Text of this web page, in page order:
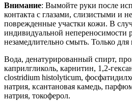
Внимание: Вымойте руки после
контакта с глазами, слизистыми и
поврежденные участки кожи. В
индивидуальной непереносимости
незамедлительно смыть. Только
Вода, денатурированный спирт,
каприлгликоль, карнитин, 1,2-
clostridium histolyticum,
натрия, ксантановая камедь,
натрия, токоферол.